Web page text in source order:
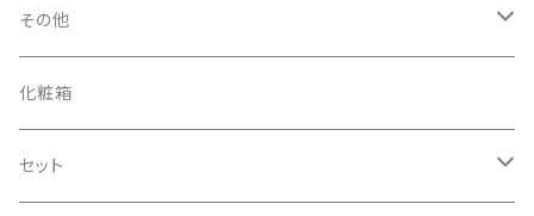
日本酒
純米大吟醸
純米吟醸
リキュール
ロック
セット
その他
食品
甘酒
グッズ
化粧箱
セット